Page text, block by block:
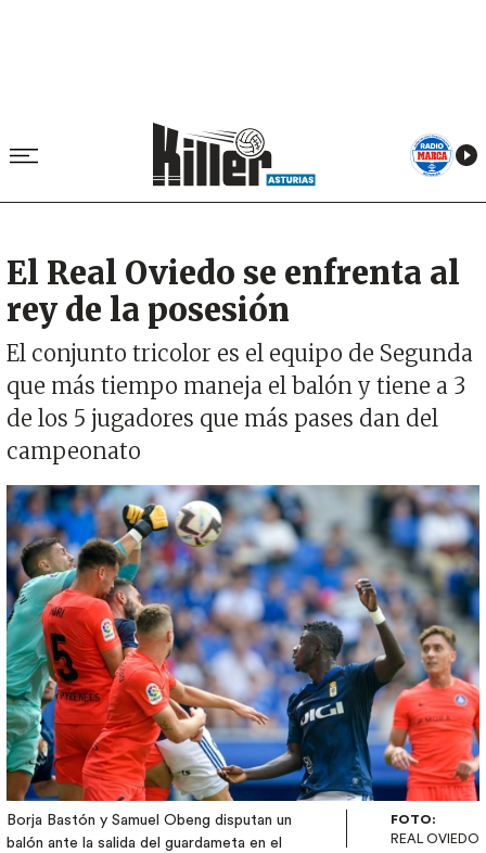
El Real Oviedo se enfrenta al
rey de la posesión
El conjunto tricolor es el equipo de Segunda
que más tiempo maneja el balón y tiene a 3
de los 5 jugadores que más pases dan del
campeonato
Imagen
Borja Bastón y Samuel Obeng disputan un
balón ante la salida del guardameta en el
FOTO:
REAL OVIEDO